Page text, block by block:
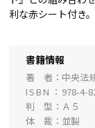
利な赤シート付き。
書籍情報
著 者
中央法
ISBN
978-4-
判 型
Ａ５
体 裁
並製